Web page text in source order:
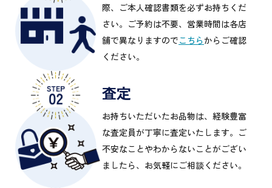
際、ご本人確認書類を必ずお持ちくだ
さい。ご予約は不要、営業時間は各店
舗で異なりますのでこちらからご確認
ください。
査定
お持ちいただいたお品物は、経験豊富
な査定員が丁寧に査定いたします。ご
不安なことやわからないことがござい
ましたら、お気軽にご相談ください。